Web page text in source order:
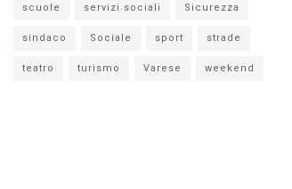
scuole servizi sociali Sicurezza
sindaco Sociale sport strade
teatro turismo Varese weekend